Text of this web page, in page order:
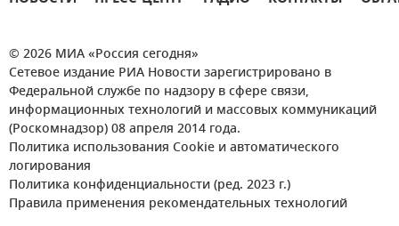
© 2026 МИА «Россия сегодня»
Сетевое издание РИА Новости зарегистрировано в
Федеральной службе по надзору в сфере связи,
информационных технологий и массовых коммуникаций
(Роскомнадзор) 08 апреля 2014 года.
Политика использования Cookie и автоматического
логирования
Политика конфиденциальности (ред. 2023 г.)
Правила применения рекомендательных технологий